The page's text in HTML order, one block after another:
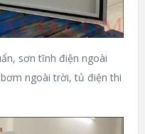
sơn tĩnh điện ngoài
ngoài trời, tủ điện thi